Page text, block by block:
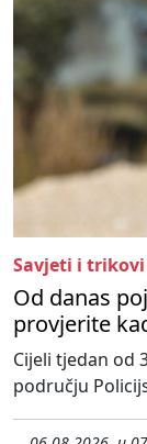
Savjeti i trikovi
Od danas
provjerite
Cijeli tjedan od
području